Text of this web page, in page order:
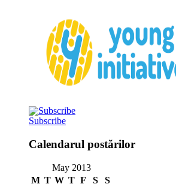
Subscribe
Calendarul postărilor
May 2013
M T W T F S
S